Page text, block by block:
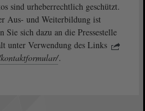
sind urheberrechtlich geschützt.
Aus- und Weiterbildung ist
sich dazu an die Pressestelle
unter Verwendung des Links
.